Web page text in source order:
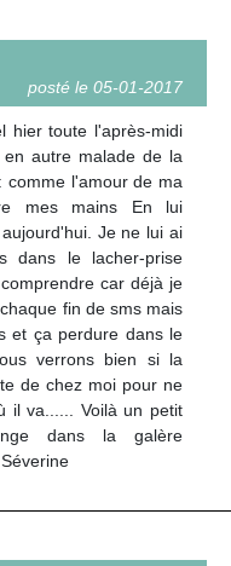
posté le 05-01-2017
hier toute l'après-midi
autre malade de la
l'amour de ma
mes mains En lui
Je ne lui ai
dans le lacher-prise
car déjà je
fin de sms mais
et ça perdure dans le
verrons bien si la
de chez moi pour ne
il va...... Voilà un petit
dans la galère